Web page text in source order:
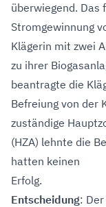
überwiegend. Das
Stromgewinnung
Klägerin mit zwei
zu ihrer
beantragte die
Befreiung von der
zuständige
(HZA) lehnte die
hatten keinen
Erfolg.
Entscheidung: Der